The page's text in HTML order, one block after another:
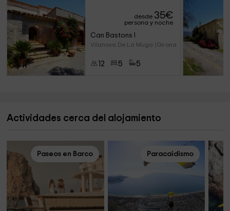
desde 35€
persona y noche
Can Bastons I
Vilanova De La Muga (Girona)
12 5 5
Actividades cerca del alojamiento
Paseos en Barco Paracaidismo